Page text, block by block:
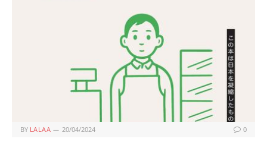
BY LALAA 20/04/2024 0